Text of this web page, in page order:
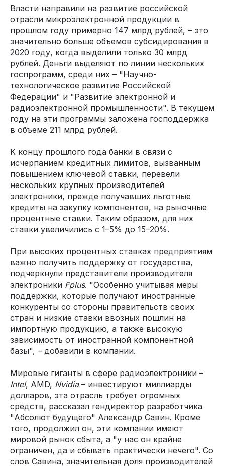
Власти направили на развитие российской
отрасли микроэлектронной продукции в
прошлом году примерно 147 млрд рублей, – это
значительно больше объемов субсидирования в
2020 году, когда выделили только 30 млрд
рублей. Деньги выделяют по линии нескольких
госпрограмм, среди них – "Научно-
технологическое развитие Российской
Федерации" и "Развитие электронной и
радиоэлектронной промышленности". В текущем
году на эти программы заложена господдержка
в объеме 211 млрд рублей.
К концу прошлого года банки в связи с
исчерпанием кредитных лимитов, вызванным
повышением ключевой ставки, перевели
нескольких крупных производителей
электроники, прежде получавших льготные
кредиты на закупку компонентов, на рыночные
процентные ставки. Таким образом, для них
ставки увеличились с 1–5% до 15–20%.
При высоких процентных ставках предприятиям
важно получить поддержку от государства,
подчеркнули представители производителя
электроники Fplus. "Особенно учитывая меры
поддержки, которые получают иностранные
конкуренты со стороны правительств своих
стран и низкие ставки ввозных пошлин на
импортную продукцию, а также высокую
зависимость от иностранной компонентной
базы", – добавили в компании.
Мировые гиганты в сфере радиоэлектроники –
Intel, AMD, Nvidia– инвестируют миллиарды
долларов, эта отрасль требует огромных
средств, рассказал гендиректор разработчика
"Абсолют будущего" Александр Савин. Кроме
того, продолжил он, эти компании имеют
мировой рынок сбыта, а "у нас он крайне
ограничен, да и сбывать практически нечего". Со
слов Савина, значительная доля производителей